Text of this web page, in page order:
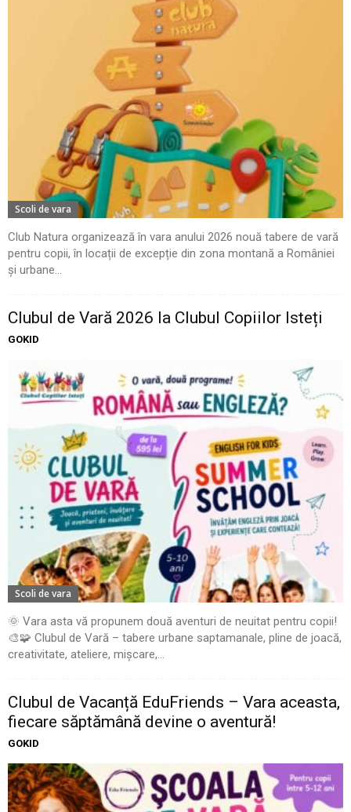
Scoli de vara
Club Natura organizează în vara anului 2026 nouă tabere de vară
pentru copii, în locații de excepție din zona montană a României
și urbane...
Clubul de Vară 2026 la Clubul Copiilor Isteți
GOKID
Scoli de vara
🌞 Vara asta vă propunem două aventuri de neuitat pentru copii!
🎨🧩 Clubul de Vară – tabere urbane saptamanale, pline de joacă,
creativitate, ateliere, mișcare,...
Clubul de Vacanță EduFriends – Vara aceasta,
fiecare săptămână devine o aventură!
GOKID